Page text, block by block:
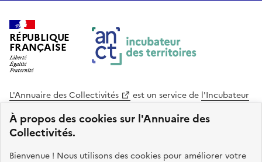
À propos des cookies sur l'Annuaire des
Collectivités.
Bienvenue ! Nous utilisons des cookies pour améliorer votre
RÉPUBLIQUE
FRANÇAISE
L'Annuaire des Collectivités est un service de l'Incubateur
des Territoires
Cohésion des Territoires
. Le code source de ce site web
est disponible en licence libre. Le design de ce site est conçu
avec le système de design de l’État.